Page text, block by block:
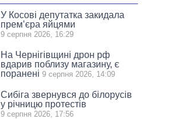
У Косові депутатка закидала
прем’єра яйцями
9 серпня 2026, 16:29
На Чернігівщині дрон рф
вдарив поблизу магазину, є
поранені 9 серпня 2026, 14:09
Сибіга звернувся до білорусів
у річницю протестів
9 серпня 2026, 17:56